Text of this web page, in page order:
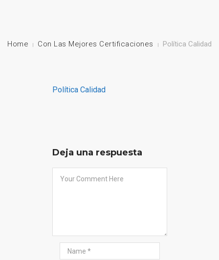
Home Con Las Mejores Certificaciones Política Calidad
Política Calidad
Deja una respuesta